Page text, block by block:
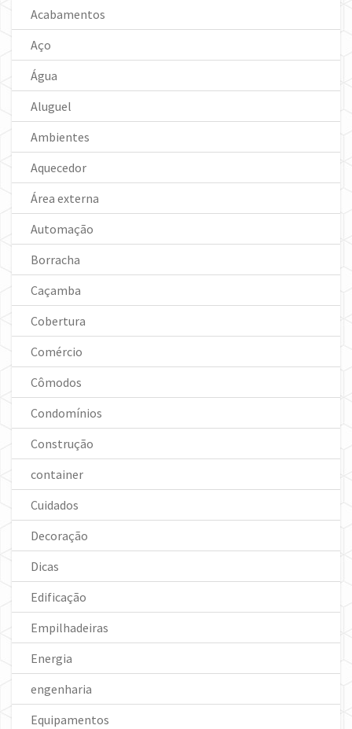
Acabamentos
Aço
Água
Aluguel
Ambientes
Aquecedor
Área externa
Automação
Borracha
Caçamba
Cobertura
Comércio
Cômodos
Condomínios
Construção
container
Cuidados
Decoração
Dicas
Edificação
Empilhadeiras
Energia
engenharia
Equipamentos